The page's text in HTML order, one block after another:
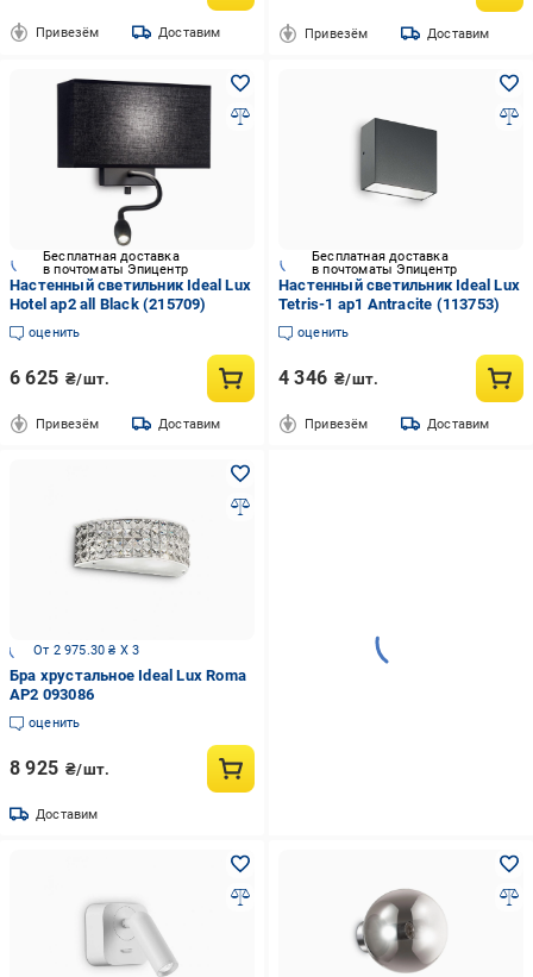
Привезём Доставим Привезём Доставим
Бесплатная доставка
в почтоматы Эпицентр
Настенный светильник Ideal Lux
Hotel ap2 all Black (215709)
оценить
6 625 ₴/шт.
Привезём Доставим
Бесплатная доставка
в почтоматы Эпицентр
Настенный светильник Ideal Lux
Tetris-1 ap1 Antracite (113753)
оценить
4 346 ₴/шт.
Привезём Доставим
От 2 975.30 ₴ X 3
Бра хрустальное Ideal Lux Roma
AP2 093086
оценить
8 925 ₴/шт.
Доставим